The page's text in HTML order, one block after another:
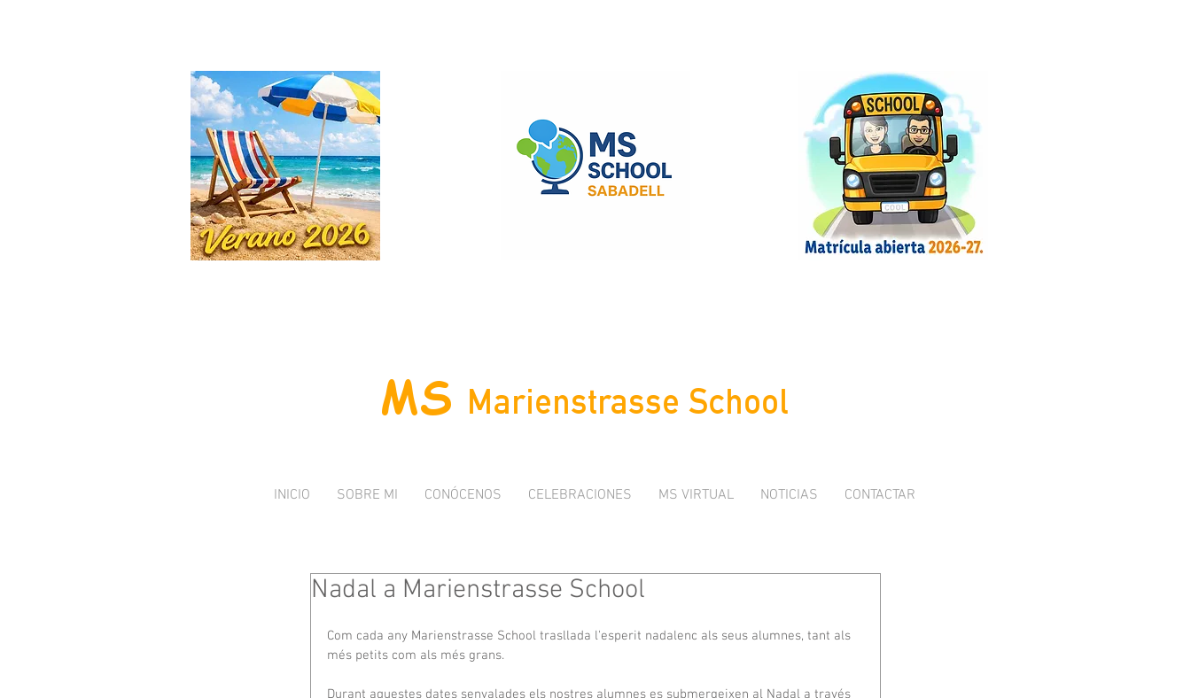
INICIO SOBRE MI CONÓCENOS CELEBRACIONES MS VIRTUAL NOTICIAS CONTACTAR
Nadal a Marienstrasse School
Com cada any Marienstrasse School trasllada l'esperit nadalenc als seus alumnes, tant als
més petits com als més grans.
Durant aquestes dates senyalades els nostres alumnes es submergeixen al Nadal a través